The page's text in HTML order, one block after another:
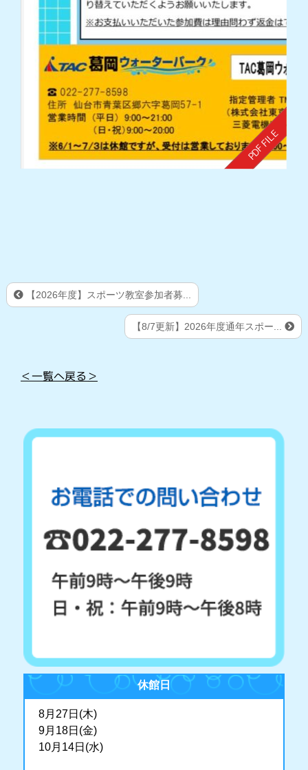
【2026年度】スポーツ教室参加者募...
【8/7更新】2026年度通年スポー...
＜一覧へ戻る＞
休館日
8月27日(木)
9月18日(金)
10月14日(水)